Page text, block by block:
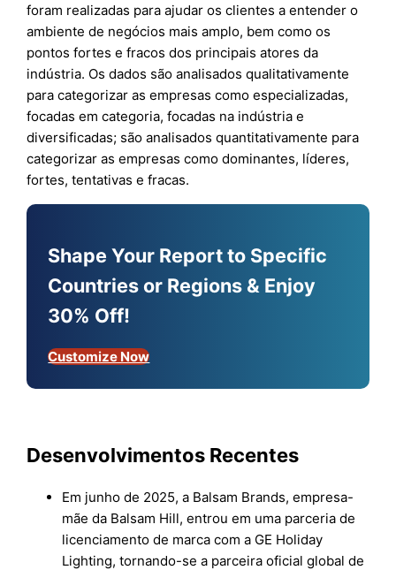
foram realizadas para ajudar os clientes a entender o
ambiente de negócios mais amplo, bem como os
pontos fortes e fracos dos principais atores da
indústria. Os dados são analisados qualitativamente
para categorizar as empresas como especializadas,
focadas em categoria, focadas na indústria e
diversificadas; são analisados quantitativamente para
categorizar as empresas como dominantes, líderes,
fortes, tentativas e fracas.
Shape Your Report to Specific
Countries or Regions & Enjoy
30% Off!
Customize Now
Desenvolvimentos Recentes
Em junho de 2025, a Balsam Brands, empresa-
mãe da Balsam Hill, entrou em uma parceria de
licenciamento de marca com a GE Holiday
Lighting, tornando-se a parceira oficial global de